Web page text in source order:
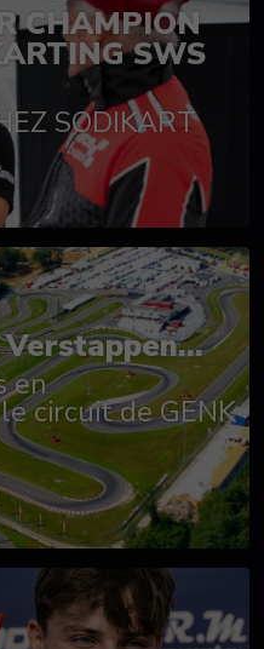
CHAMPION
SWS
SODIKART
en
circuit de GENK